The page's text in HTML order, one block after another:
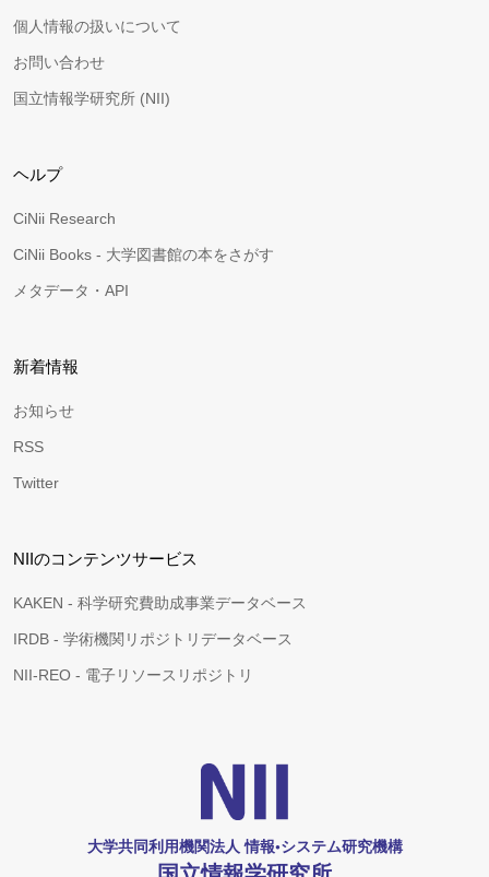
個人情報の扱いについて
お問い合わせ
国立情報学研究所 (NII)
ヘルプ
CiNii Research
CiNii Books - 大学図書館の本をさがす
メタデータ・API
新着情報
お知らせ
RSS
Twitter
NIIのコンテンツサービス
KAKEN - 科学研究費助成事業データベース
IRDB - 学術機関リポジトリデータベース
NII-REO - 電子リソースリポジトリ
大学共同利用機関法人 情報•システム研究機構